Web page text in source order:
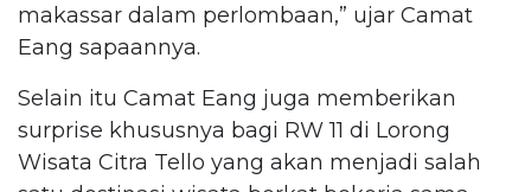
makassar dalam perlombaan,” ujar Camat
Eang sapaannya.
Selain itu Camat Eang juga memberikan
surprise khususnya bagi RW 11 di Lorong
Wisata Citra Tello yang akan menjadi salah